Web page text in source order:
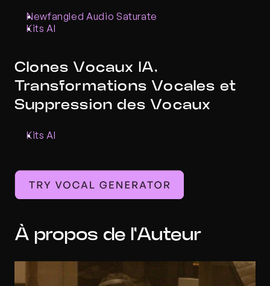
Newfangled Audio Saturate
Kits AI
Clones Vocaux IA,
Transformations Vocales et
Suppression des Vocaux
Kits AI
À propos de l'Auteur